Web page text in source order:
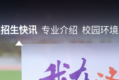
招生快讯 专业介绍 校园环境